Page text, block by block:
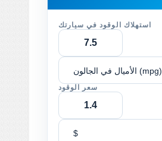
استهلاك الوقود في سيارتك
الأميال في الجالون (mpg)
سعر الوقود
$